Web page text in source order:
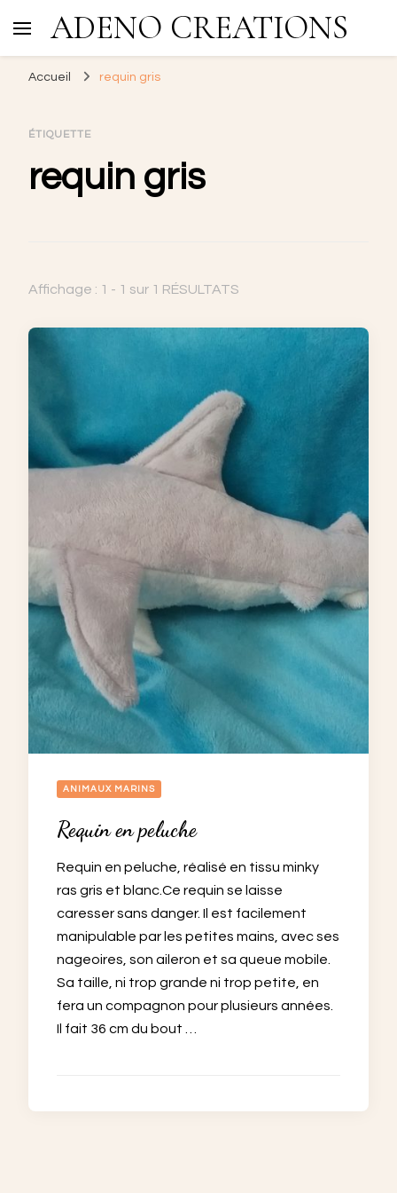
ADENO CREATIONS
Accueil requin gris
ÉTIQUETTE
requin gris
Affichage : 1 - 1 sur 1 RÉSULTATS
ANIMAUX MARINS
Requin en peluche
Requin en peluche, réalisé en tissu minky
ras gris et blanc.Ce requin se laisse
caresser sans danger. Il est facilement
manipulable par les petites mains, avec ses
nageoires, son aileron et sa queue mobile.
Sa taille, ni trop grande ni trop petite, en
fera un compagnon pour plusieurs années.
Il fait 36 cm du bout …